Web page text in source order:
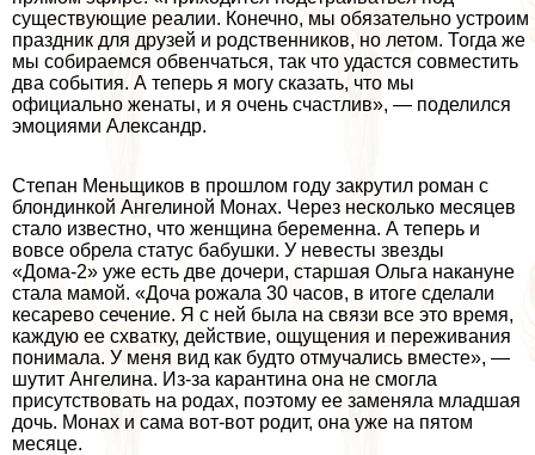
существующие реалии. Конечно, мы обязательно устроим
праздник для друзей и родственников, но летом. Тогда же
мы собираемся обвенчаться, так что удастся совместить
два события. А теперь я могу сказать, что мы
официально женаты, и я очень счастлив», — поделился
эмоциями Александр.
Степан Меньщиков в прошлом году закрутил роман с
блондинкой Ангелиной Монах. Через несколько месяцев
стало известно, что женщина беременна. А теперь и
вовсе обрела статус бабушки. У невесты звезды
«Дома-2» уже есть две дочери, старшая Ольга накануне
стала мамой. «Доча рожала 30 часов, в итоге сделали
кесарево сечение. Я с ней была на связи все это время,
каждую ее схватку, действие, ощущения и переживания
понимала. У меня вид как будто отмучались вместе», —
шутит Ангелина. Из-за карантина она не смогла
присутствовать на родах, поэтому ее заменяла младшая
дочь. Монах и сама вот-вот родит, она уже на пятом
месяце.